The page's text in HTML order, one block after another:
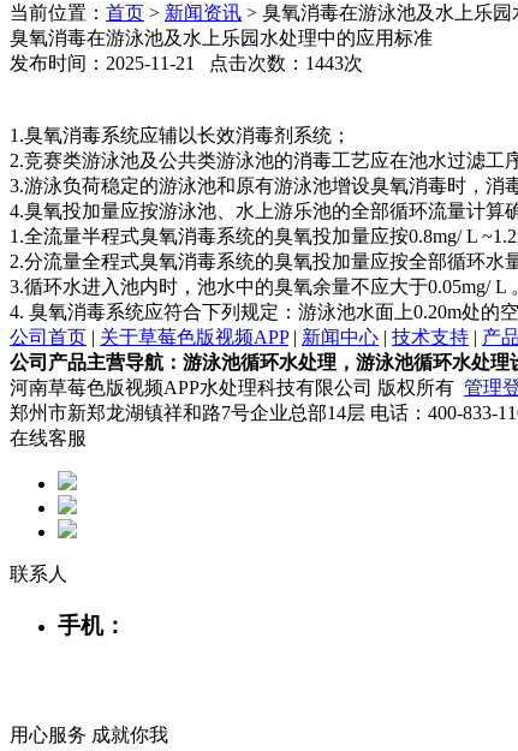
当前位置： 首页 > 新闻资讯 > 臭氧消毒在游泳池及水上乐
臭氧消毒在游泳池及水上乐园水处理中的应用标准
发布时间：2025-11-21 点击次数：1443次
1.臭氧消毒系统应辅以长效消毒剂系统；
2.竞赛类游泳池及公共类游泳池的消毒工艺应在池水过滤工
3.游泳负荷稳定的游泳池和原有游泳池增设臭氧消毒时，消
4.臭氧投加量应按游泳池、水上游乐池的全部循环流量计算
1.全流量半程式臭氧消毒系统的臭氧投加量应按0.8mg/ L
2.分流量全程式臭氧消毒系统的臭氧投加量应按全部循环水
3.循环水进入池内时，池水中的臭氧余量不应大于0.05mg/ L
4. 臭氧消毒系统应符合下列规定：游泳池水面上0.20m处的
公司首页 | 关于草莓色版视频APP| 新闻中心 | 技术支持 | 产
公司产品主营导航：游泳池循环水处理，游泳池循环水处
河南草莓色版视频APP水处理科技有限公司 版权所有 管理
郑州市新郑龙湖镇祥和路7号企业总部14层 电话：400-833-
在线客服
联系人
手机：
用心服务 成就你我